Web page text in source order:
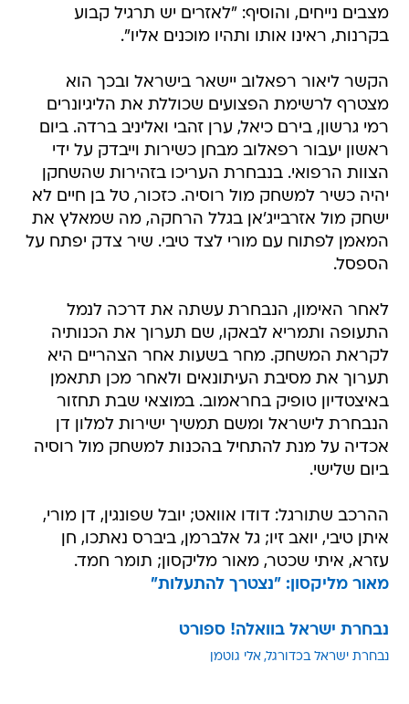
מצבים נייחים, והוסיף: "לאזרים יש תרגיל קבוע
בקרנות, ראינו אותו ותהיו מוכנים אליו".
הקשר ליאור רפאלוב יישאר בישראל ובכך הוא
מצטרף לרשימת הפצועים שכוללת את הליגיונרים
רמי גרשון, בירם כיאל, ערן זהבי ואליניב ברדה. ביום
ראשון יעבור רפאלוב מבחן כשירות וייבדק על ידי
הצוות הרפואי. בנבחרת העריכו בזהירות שהשחקן
יהיה כשיר למשחק מול רוסיה. כזכור, טל בן חיים לא
ישחק מול אזרבייג'אן בגלל הרחקה, מה שמאלץ את
המאמן לפתוח עם מורי לצד טיבי. שיר צדק יפתח על
הספסל.
לאחר האימון, הנבחרת עשתה את דרכה לנמל
התעופה ותמריא לבאקו, שם תערוך את הכנותיה
לקראת המשחק. מחר בשעות אחר הצהריים היא
תערוך את מסיבת העיתונאים ולאחר מכן תתאמן
באיצטדיון טופיק בחראמוב. במוצאי שבת תחזור
הנבחרת לישראל ומשם תמשיך ישירות למלון דן
אכדיה על מנת להתחיל בהכנות למשחק מול רוסיה
ביום שלישי.
ההרכב שתורגל: דודו אוואט; יובל שפונגין, דן מורי,
איתן טיבי, יואב זיו; גל אלברמן, ביברס נאתכו, חן
עזרא, איתי שכטר, מאור מליקסון; תומר חמד.
מאור מליקסון: "נצטרך להתעלות"
נבחרת ישראל בוואלה! ספורט
נבחרת ישראל בכדורגל אלי גוטמן